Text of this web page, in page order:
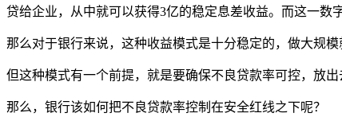
贷给企业，从中就可以获得3亿的稳定息差收益。而这一数
那么对于银行来说，这种收益模式是十分稳定的，做大规模
但这种模式有一个前提，就是要确保不良贷款率可控，放出
那么，银行该如何把不良贷款率控制在安全红线之下呢？